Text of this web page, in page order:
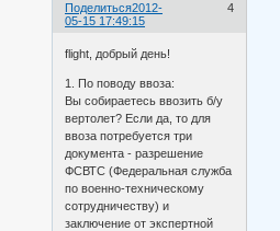
Поделиться 4
2012-
05-15 17:49:15
flight, добрый день!
1. По поводу ввоза:
Вы собираетесь ввозить б/у
вертолет? Если да, то для
ввоза потребуется три
документа - разрешение
ФСВТС (Федеральная служба
по военно-техническому
сотрудничеству) и
заключение от экспертной